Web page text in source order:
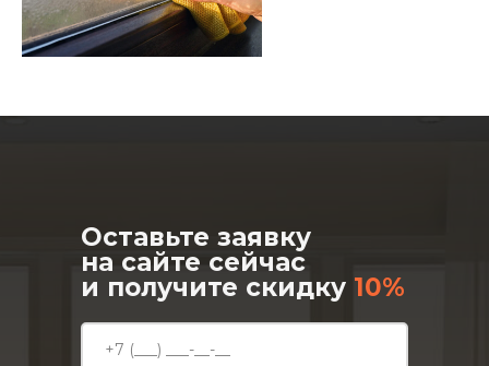
Оставьте заявку
на сайте сейчас
и получите скидку 10%